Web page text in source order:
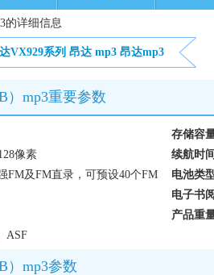
的详细信息
VX929系列 昂达 mp3 昂达mp3
）mp3重要参数
存储容
像素
续航时
FM及FM直录，可预设40个FM
电池类
电子书
产品重
ASF
）mp3参数